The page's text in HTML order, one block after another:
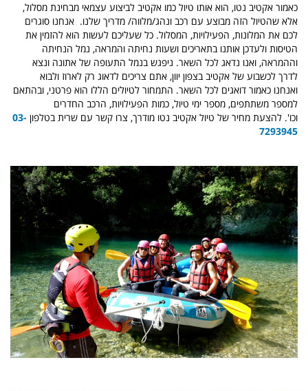
כאמור אקטיב נטו, הוא אותו טיול כמו אקטיב לביצוע עצמאי מבחינת מסלול,
אלא שהטיול הזה מבוצע עם רכב ונהג/מלווה/ מדריך שלנו. אנחנו סוגרים
לכם את המלונות, הפעילויות, המסלול. כל שעליכם לעשות הוא להזמין את
הטיסות ולעדכן אותנו בתאריכים ושעות נחיתה והמראה, נמל הנחיתה
וההמראה, ואנו נדאג לכל השאר. ניפגש בנמל התעופה של אתונה ונצא
לדרך לכשבוע של אקטיב בצפון יוון, אתם צריכים לדאוג רק לארוז ולבוא
ואנחנו כאמור דואגים לכל השאר. התמחור לטיולים הללו הוא פרטני, ובהתאם
למספר משתתפים, מספר ימי טיול, כמות הפעילויות, הרכב החדרים
וכו'. להצעת מחיר של טיול אקטיב נטו מודרך, צרו קשר עם שרית בטלפון 03-
7293945